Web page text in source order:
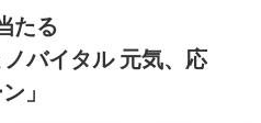
たる
バイタル 元気、応
」